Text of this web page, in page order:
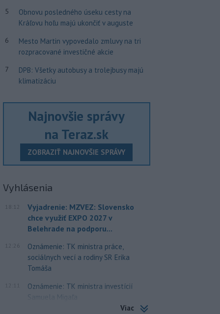
5
Obnovu posledného úseku cesty na
Kráľovu hoľu majú ukončiť v auguste
6
Mesto Martin vypovedalo zmluvy na tri
rozpracované investičné akcie
7
DPB: Všetky autobusy a trolejbusy majú
klimatizáciu
Najnovšie správy
na Teraz.sk
ZOBRAZIŤ NAJNOVŠIE SPRÁVY
Vyhlásenia
18:12
Vyjadrenie: MZVEZ: Slovensko
chce využiť EXPO 2027 v
Belehrade na podporu...
12:26
Oznámenie: TK ministra práce,
sociálnych vecí a rodiny SR Erika
Tomáša
Oznámenie: TK ministra investícií
Samuela Migaľa
Viac